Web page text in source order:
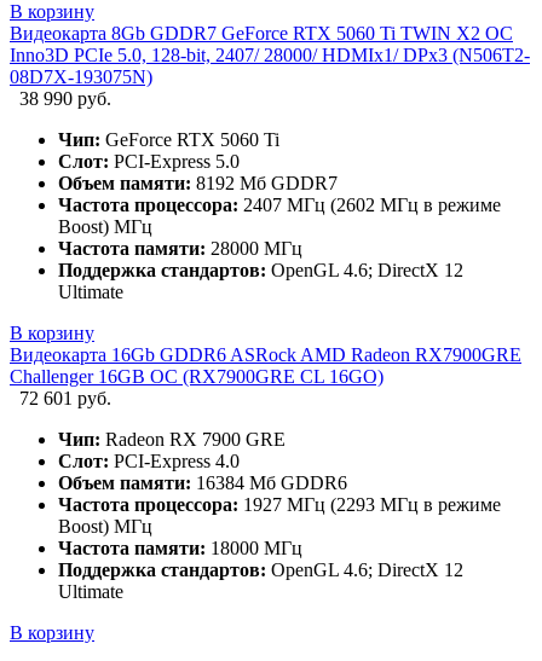
В корзину
Видеокарта 8Gb GDDR7 GeForce RTX 5060 Ti TWIN X2 OC
Inno3D PCIe 5.0, 128-bit, 2407/ 28000/ HDMIx1/ DPx3 (N506T2-
08D7X-193075N)
38 990 руб.
Чип: GeForce RTX 5060 Ti
Слот: PCI-Express 5.0
Объем памяти: 8192 Мб GDDR7
Частота процессора: 2407 МГц (2602 МГц в режиме
Boost) МГц
Частота памяти: 28000 МГц
Поддержка стандартов: OpenGL 4.6; DirectX 12
Ultimate
В корзину
Видеокарта 16Gb GDDR6 ASRock AMD Radeon RX7900GRE
Challenger 16GB OC (RX7900GRE CL 16GO)
72 601 руб.
Чип: Radeon RX 7900 GRE
Слот: PCI-Express 4.0
Объем памяти: 16384 Мб GDDR6
Частота процессора: 1927 МГц (2293 МГц в режиме
Boost) МГц
Частота памяти: 18000 МГц
Поддержка стандартов: OpenGL 4.6; DirectX 12
Ultimate
В корзину